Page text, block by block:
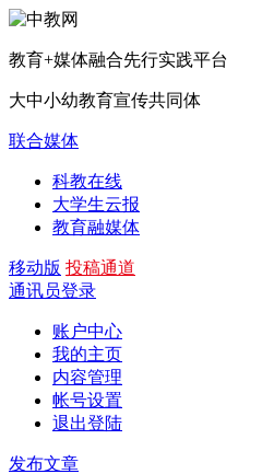
教育+媒体融合先行实践平台
大中小幼教育宣传共同体
联合媒体
科教在线
大学生云报
教育融媒体
移动版 投稿通道
通讯员登录
账户中心
我的主页
内容管理
帐号设置
退出登陆
发布文章